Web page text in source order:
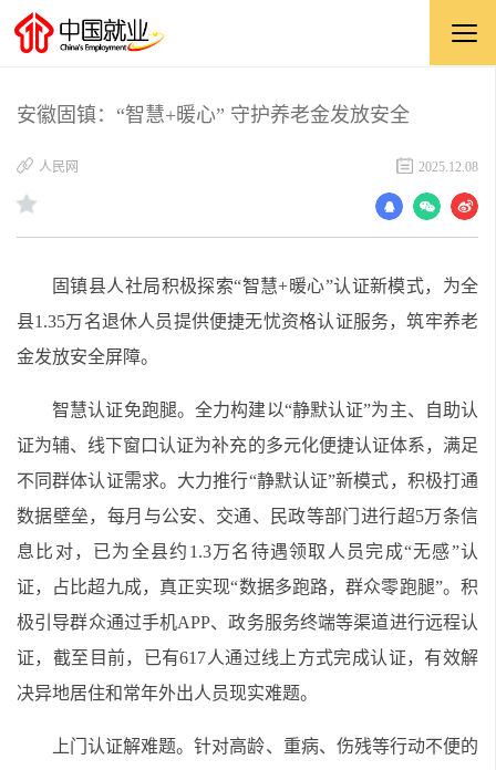
安徽固镇：“智慧+暖心” 守护养老金发放安全
​人民网 2025.12.08
固镇县人社局积极探索“智慧+暖心”认证新模式，为全
县1.35万名退休人员提供便捷无忧资格认证服务，筑牢养老
金发放安全屏障。
智慧认证免跑腿。全力构建以“静默认证”为主、自助认
证为辅、线下窗口认证为补充的多元化便捷认证体系，满足
不同群体认证需求。大力推行“静默认证”新模式，积极打通
数据壁垒，每月与公安、交通、民政等部门进行超5万条信
息比对，已为全县约1.3万名待遇领取人员完成“无感”认
证，占比超九成，真正实现“数据多跑路，群众零跑腿”。积
极引导群众通过手机APP、政务服务终端等渠道进行远程认
证，截至目前，已有617人通过线上方式完成认证，有效解
决异地居住和常年外出人员现实难题。
上门认证解难题。针对高龄、重病、伤残等行动不便的